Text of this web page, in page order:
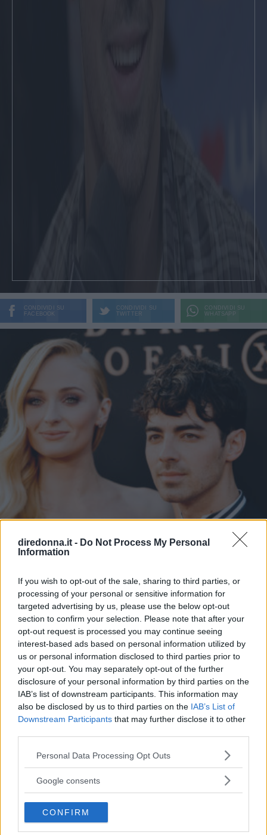
diredonna.it - Do Not Process My Personal
Information
If you wish to opt-out of the sale, sharing to third parties, or
processing of your personal or sensitive information for
targeted advertising by us, please use the below opt-out
section to confirm your selection. Please note that after your
opt-out request is processed you may continue seeing
interest-based ads based on personal information utilized by
us or personal information disclosed to third parties prior to
your opt-out. You may separately opt-out of the further
disclosure of your personal information by third parties on the
IAB’s list of downstream participants. This information may
also be disclosed by us to third parties on the IAB’s List of
Downstream Participants that may further disclose it to other
Please note that this website/app uses one or more Google
not limited to your visit or usage behaviour. You may click to
use your data for below specified purposes in below Google
consent section.
Personal Data Processing Opt Outs
Google consents
CONFIRM
CONDIVIDI SU
FACEBOOK
CONDIVIDI SU
TWITTER
CONDIVIDI SU
WHATSAPP
GOSSIP
Sophie Turner e Joe Jonas in
attesa del loro primo figlio
Secondo le ultimissime indiscrezioni, l'attrice di Game of
Thrones è pronta a diventare mamma
MARIKA LUONGO